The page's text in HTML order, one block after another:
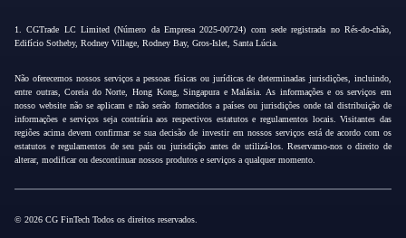
1. CGTrade LC Limited (Número da Empresa 2025-00724) com sede registrada no Rés-do-chão,
Edifício Sotheby, Rodney Village, Rodney Bay, Gros-Islet, Santa Lúcia.
Não oferecemos nossos serviços a pessoas físicas ou jurídicas de determinadas jurisdições, incluindo,
entre outras, Coreia do Norte, Hong Kong, Singapura e Malásia. As informações e os serviços em
nosso website não se aplicam e não serão fornecidos a países ou jurisdições onde tal distribuição de
informações e serviços seja contrária aos respectivos estatutos e regulamentos locais. Visitantes das
regiões acima devem confirmar se sua decisão de investir em nossos serviços está de acordo com os
estatutos e regulamentos de seu país ou jurisdição antes de utilizá-los. Reservamo-nos o direito de
alterar, modificar ou descontinuar nossos produtos e serviços a qualquer momento.
© 2026 CG FinTech Todos os direitos reservados.